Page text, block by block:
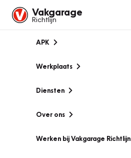
Vakgarage
Richtlijn
APK
Werkplaats
Diensten
Over ons
Werken bij Vakgarage Richtlijn